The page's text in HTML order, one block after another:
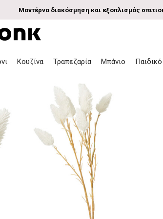
Μοντέρνα διακόσμηση και εξοπλισμός
Κουζίνα Τραπεζαρία Μπάνιο Παιδικό